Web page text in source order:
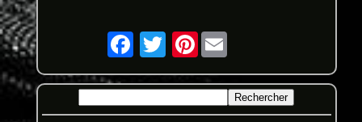
Pinterest